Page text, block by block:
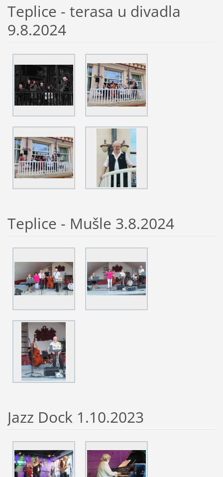
Teplice - terasa u divadla
9.8.2024
Teplice - Mušle 3.8.2024
Jazz Dock 1.10.2023